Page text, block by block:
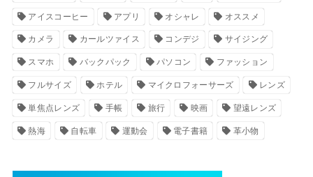
アイスコーヒー アプリ オシャレ オススメ
カメラ カールツァイス コンデジ サイジング
スマホ バックパック パソコン ファッション
フルサイズ ホテル マイクロフォーサーズ レンズ
単焦点レンズ 手帳 旅行 映画 望遠レンズ
熱海 自転車 運動会 電子書籍 革小物